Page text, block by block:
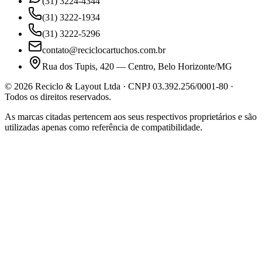
(31) 3222-1934
(31) 3222-5296
contato@reciclocartuchos.com.br
Rua dos Tupis, 420 — Centro, Belo Horizonte/MG
© 2026 Reciclo & Layout Ltda · CNPJ 03.392.256/0001-80 ·
Todos os direitos reservados.
As marcas citadas pertencem aos seus respectivos proprietários e são
utilizadas apenas como referência de compatibilidade.